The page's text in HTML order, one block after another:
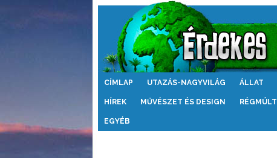
Érdekes
CÍMLAP UTAZÁS-NAGYVILÁG ÁLLAT
HÍREK MŰVÉSZET ÉS DESIGN RÉGMÚLT
EGYÉB